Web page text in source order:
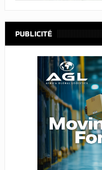
PUBLICITÉ